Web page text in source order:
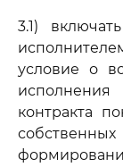
3.1)
условие о
контракта